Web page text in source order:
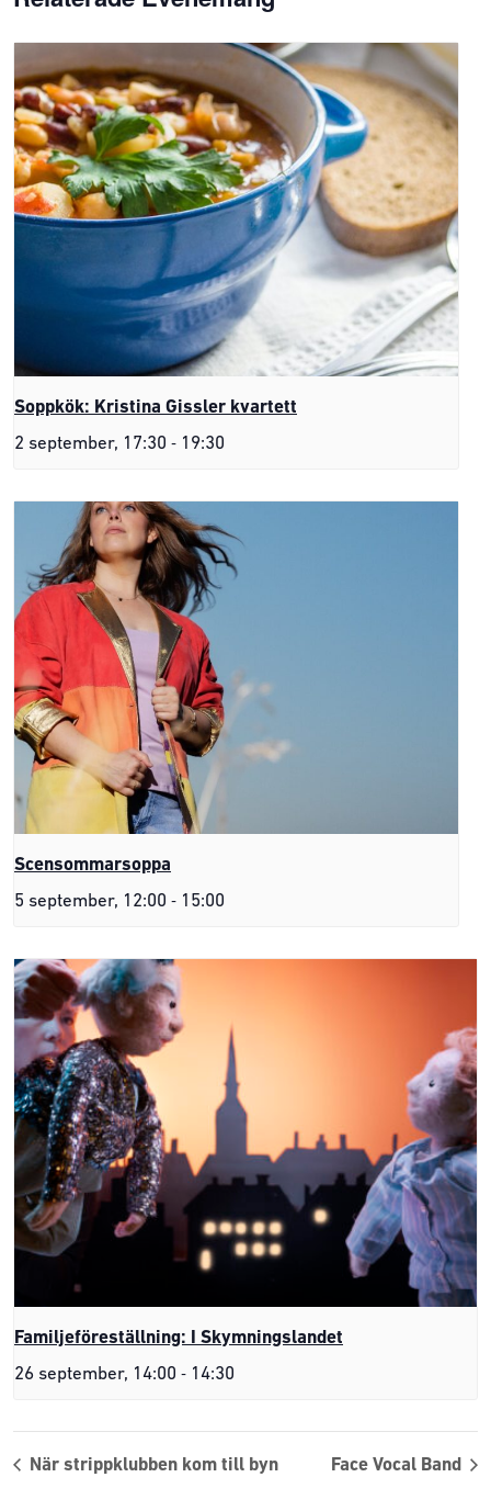
Soppkök: Kristina Gissler kvartett
2 september, 17:30 - 19:30
Scensommarsoppa
5 september, 12:00 - 15:00
Familjeföreställning: I Skymningslandet
26 september, 14:00 - 14:30
När strippklubben kom till byn Face Vocal Band